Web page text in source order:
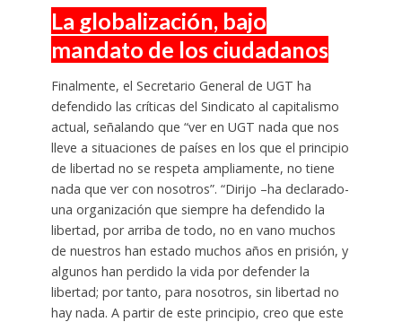
La globalización, bajo
mandato de los ciudadanos
Finalmente, el Secretario General de UGT ha
defendido las críticas del Sindicato al capitalismo
actual, señalando que “ver en UGT nada que nos
lleve a situaciones de países en los que el principio
de libertad no se respeta ampliamente, no tiene
nada que ver con nosotros”. “Dirijo –ha declarado-
una organización que siempre ha defendido la
libertad, por arriba de todo, no en vano muchos
de nuestros han estado muchos años en prisión, y
algunos han perdido la vida por defender la
libertad; por tanto, para nosotros, sin libertad no
hay nada. A partir de este principio, creo que este